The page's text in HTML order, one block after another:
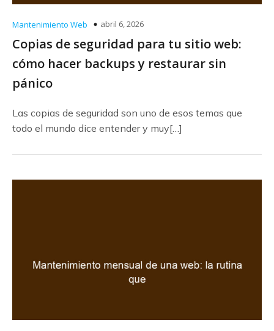
Mantenimiento Web abril 6, 2026
Copias de seguridad para tu sitio web:
cómo hacer backups y restaurar sin
pánico
Las copias de seguridad son uno de esos temas que
todo el mundo dice entender y muy[…]